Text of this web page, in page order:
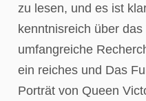
zu lesen, und es ist
kenntnisreich über
umfangreiche
ein reiches und Das
Porträt von Queen